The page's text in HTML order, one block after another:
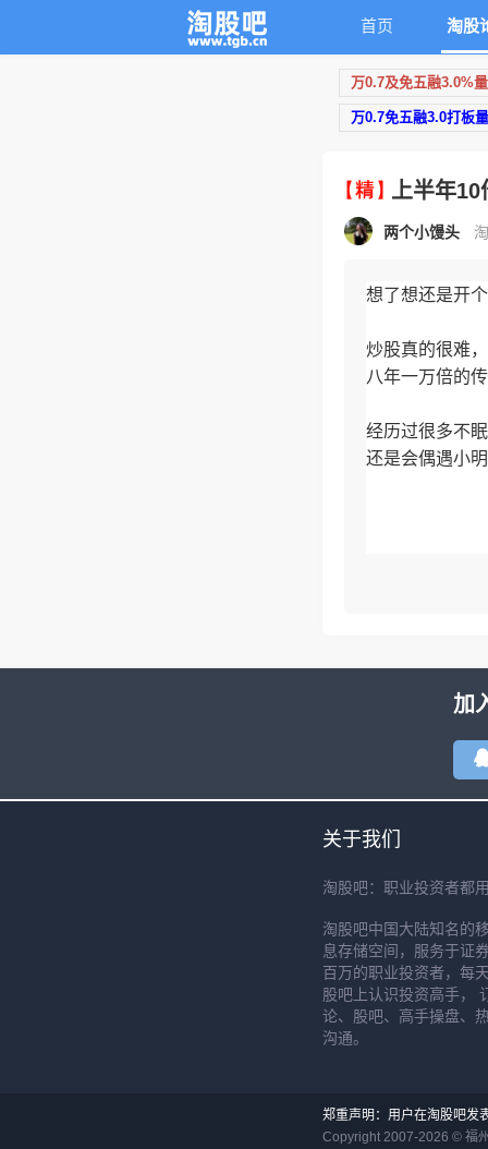
首页 淘股
万0.7及免五融3.0%
万0.7免五融3.0打板
上半年10
两个小馒头
想了想还是开
炒股真的很难
八年一万倍的
经历过很多不
还是会偶遇小
加
关于我们
淘股吧：职业投资者都
淘股吧中国大陆知名的
息存储空间，服务于证
百万的职业投资者，每
股吧上认识投资高手，
论、股吧、高手操盘、
沟通。
郑重声明：用户在淘股吧发
Copyright 2007-2026 © 福